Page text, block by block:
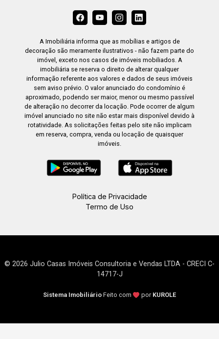
A Imobiliária informa que as mobílias e artigos de
decoração são meramente ilustrativos - não fazem parte do
imóvel, exceto nos casos de imóveis mobiliados. A
imobiliária se reserva o direito de alterar qualquer
informação referente aos valores e dados de seus imóveis
sem aviso prévio. O valor anunciado do condomínio é
aproximado, podendo ser maior, menor ou mesmo passível
de alteração no decorrer da locação. Pode ocorrer de algum
imóvel anunciado no site não estar mais disponível devido à
rotatividade. As solicitações feitas pelo site não implicam
em reserva, compra, venda ou locação de quaisquer
imóveis.
Política de Privacidade
Termo de Uso
© 2026 Julio Casas Imóveis Consultoria e Vendas LTDA - CRECI C-
14717-J
Sistema Imobiliário Feito com por KUROLE